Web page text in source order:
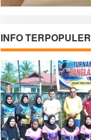
INFO TERPOPULER